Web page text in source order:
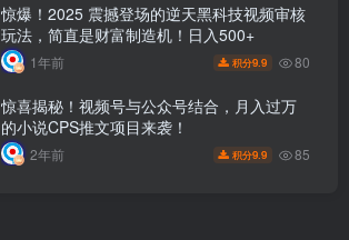
惊爆！2025 震撼登场的逆天黑科技视频审核
玩法，简直是财富制造机！日入500+
1年前 积分9.9 80
惊喜揭秘！视频号与公众号结合，月入过万
的小说CPS推文项目来袭！
2年前 积分9.9 85